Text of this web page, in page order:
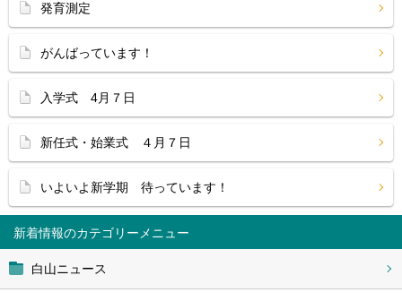
新着情報
白山ニュース
発育測定
がんばっています！
入学式 4月７日
新任式・始業式 ４月７日
いよいよ新学期 待っています！